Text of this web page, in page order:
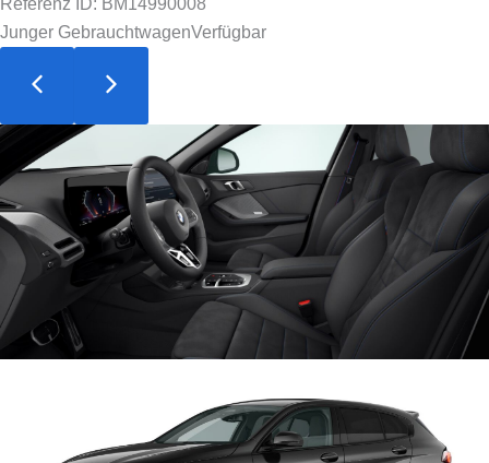
Referenz ID: BM14990008
Junger GebrauchtwagenVerfügbar